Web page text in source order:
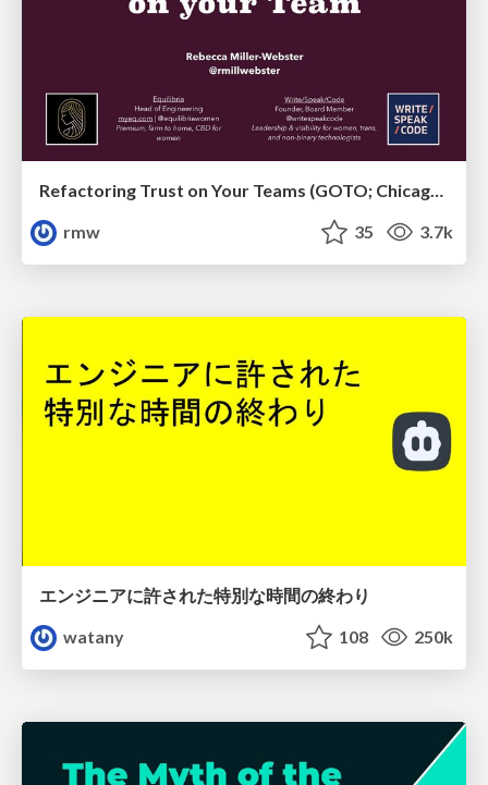
Refactoring Trust on Your Teams (GOTO; Chicago 2020)
rmw
35 3.7k
エンジニアに許された特別な時間の終わり
watany
108 250k